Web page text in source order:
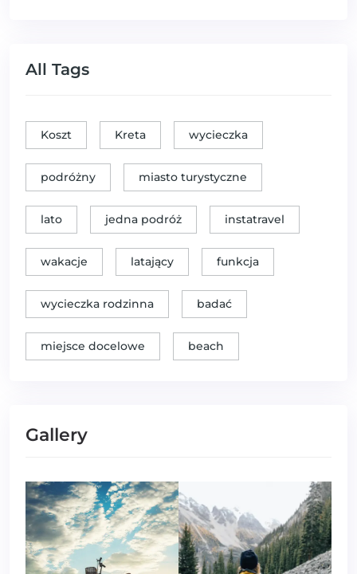
All Tags
Koszt Kreta wycieczka
podróżny miasto turystyczne
lato jedna podróż instatravel
wakacje latający funkcja
wycieczka rodzinna badać
miejsce docelowe beach
Gallery